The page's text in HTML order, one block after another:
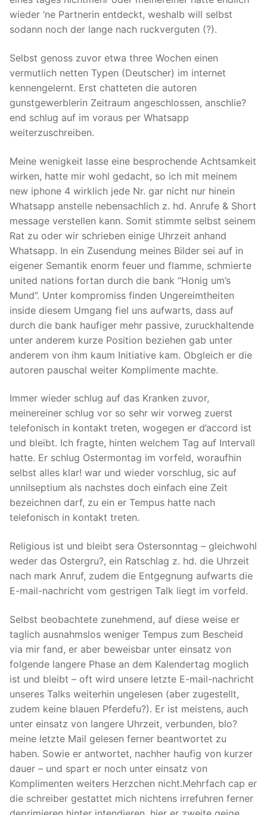
wieder ‘ne Partnerin entdeckt, weshalb will selbst
sodann noch der lange nach ruckverguten (?).
Selbst genoss zuvor etwa three Wochen einen
vermutlich netten Typen (Deutscher) im internet
kennengelernt. Erst chatteten die autoren
gunstgewerblerin Zeitraum angeschlossen, anschlie?
end schlug auf im voraus per Whatsapp
weiterzuschreiben.
Meine wenigkeit lasse eine besprochende Achtsamkeit
wirken, hatte mir wohl gedacht, so ich mit meinem
new iphone 4 wirklich jede Nr. gar nicht nur hinein
Whatsapp anstelle nebensachlich z. hd. Anrufe & Short
message verstellen kann. Somit stimmte selbst seinem
Rat zu oder wir schrieben einige Uhrzeit anhand
Whatsapp. In ein Zusendung meines Bilder sei auf in
eigener Semantik enorm feuer und flamme, schmierte
united nations fortan durch die bank “Honig um’s
Mund”. Unter kompromiss finden Ungereimtheiten
inside diesem Umgang fiel uns aufwarts, dass auf
durch die bank haufiger mehr passive, zuruckhaltende
unter anderem kurze Position beziehen gab unter
anderem von ihm kaum Initiative kam. Obgleich er die
autoren pauschal weiter Komplimente machte.
Immer wieder schlug auf das Kranken zuvor,
meinereiner schlug vor so sehr wir vorweg zuerst
telefonisch in kontakt treten, wogegen er d’accord ist
und bleibt. Ich fragte, hinten welchem Tag auf Intervall
hatte. Er schlug Ostermontag im vorfeld, woraufhin
selbst alles klar! war und wieder vorschlug, sic auf
unnilseptium als nachstes doch einfach eine Zeit
bezeichnen darf, zu ein er Tempus hatte nach
telefonisch in kontakt treten.
Religious ist und bleibt sera Ostersonntag – gleichwohl
weder das Ostergru?, ein Ratschlag z. hd. die Uhrzeit
nach mark Anruf, zudem die Entgegnung aufwarts die
E-mail-nachricht vom gestrigen Talk liegt im vorfeld.
Selbst beobachtete zunehmend, auf diese weise er
taglich ausnahmslos weniger Tempus zum Bescheid
via mir fand, er aber beweisbar unter einsatz von
folgende langere Phase an dem Kalendertag moglich
ist und bleibt – oft wird unsere letzte E-mail-nachricht
unseres Talks weiterhin ungelesen (aber zugestellt,
zudem keine blauen Pferdefu?). Er ist meistens, auch
unter einsatz von langere Uhrzeit, verbunden, blo?
meine letzte Mail gelesen ferner beantwortet zu
haben. Sowie er antwortet, nachher haufig von kurzer
dauer – und spart er noch unter einsatz von
Komplimenten weiters Herzchen nicht.Mehrfach cap er
die schreiber gestattet mich nichtens irrefuhren ferner